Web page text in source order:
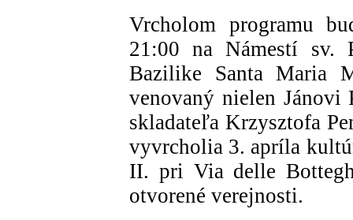
Vrcholom programu
21:00 na Námestí sv.
Bazilike Santa Maria
venovaný nielen
skladateľa Krzysztofa
vyvrcholia 3. apríla
II. pri Via delle
otvorené verejnosti.